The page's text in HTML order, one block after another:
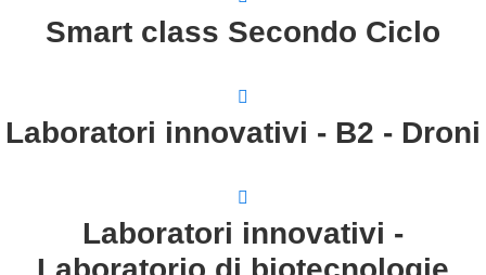
Smart class Secondo Ciclo
Laboratori innovativi - B2 - Droni
Laboratori innovativi -